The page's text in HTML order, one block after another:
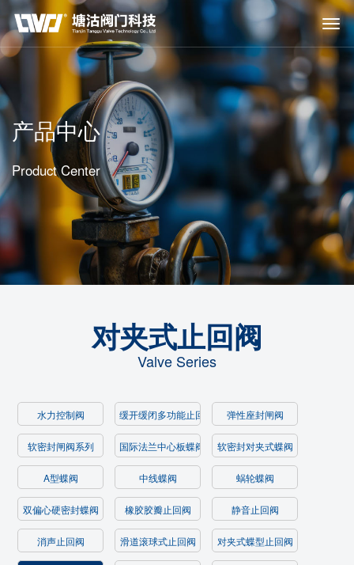
产品中心
Product Center
对夹式止回阀
Valve Series
水力控制阀 缓开缓闭多功能止回阀 弹性座封闸阀
软密封闸阀系列 国际法兰中心板蝶阀 软密封对夹式蝶阀
A型蝶阀 中线蝶阀 蜗轮蝶阀
双偏心硬密封蝶阀 橡胶胶瓣止回阀 静音止回阀
消声止回阀 滑道滚球式止回阀 对夹式蝶型止回阀